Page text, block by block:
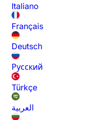
Italiano
Français
Deutsch
Русский
Türkçe
العربية